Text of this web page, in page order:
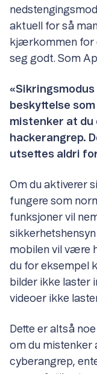
aktuell for så
kjærkommen for
seg godt. Som
beskyttelse
mistenker at
hackerangrep.
utsettes aldri
Om du aktiverer
fungere som
funksjoner vil
mobilen vil være
du for eksempel
bilder ikke laster
videoer ikke
Dette er altså
om du mistenker
cyberangrep,